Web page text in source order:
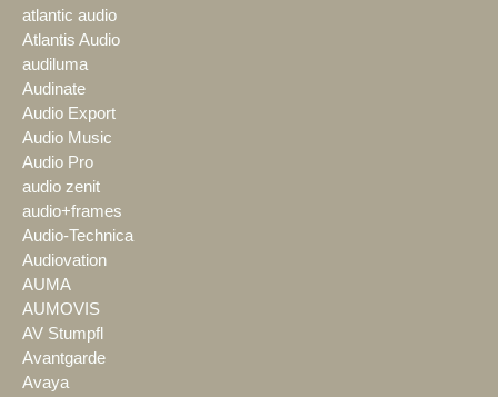
atlantic audio
Atlantis Audio
audiluma
Audinate
Audio Export
Audio Music
Audio Pro
audio zenit
audio+frames
Audio-Technica
Audiovation
AUMA
AUMOVIS
AV Stumpfl
Avantgarde
Avaya